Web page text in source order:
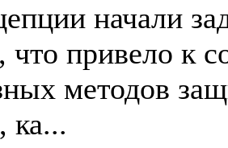
начали
что привело к
методов
ка...